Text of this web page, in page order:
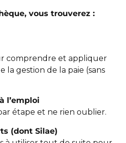
vous trouverez :
comprendre et appliquer
la gestion de la paie (sans
l’emploi
étape et ne rien oublier.
(dont Silae)